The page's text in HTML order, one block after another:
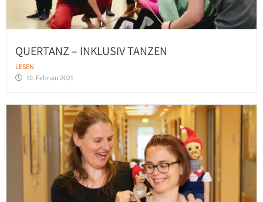
QUERTANZ – INKLUSIV TANZEN
LESEN
10. Februar 2021